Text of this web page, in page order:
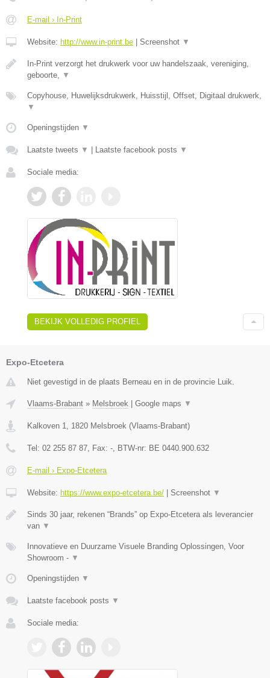
E-mail › In-Print
Website: http://www.in-print.be | Screenshot ▼
In-Print verzorgt het drukwerk voor uw handelszaak, vereniging,
geboorte,
▼
Copyhouse, Huwelijksdrukwerk, Huisstijl, Offset, Digitaal drukwerk,
▼
Openingstijden ▼
Laatste tweets ▼ | Laatste facebook posts ▼
Sociale media:
BEKIJK VOLLEDIG PROFIEL
Expo-Etcetera
Niet gevestigd in de plaats Berneau en in de provincie Luik.
Vlaams-Brabant » Melsbroek | Google maps ▼
Kalkoven 1 1820 Melsbroek (Vlaams-Brabant)
Tel: 02 255 87 87 , Fax: - , BTW-nr: BE 0440.900.632
E-mail › Expo-Etcetera
Website: https://www.expo-etcetera.be/ | Screenshot ▼
Sinds 30 jaar, rekenen “Brands” op Expo-Etcetera als leverancier
van ▼
Innovatieve en Duurzame Visuele Branding Oplossingen, Voor
Showroom - ▼
Openingstijden ▼
Laatste facebook posts ▼
Sociale media: